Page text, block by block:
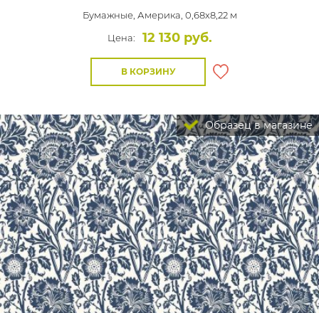
Бумажные, Америка, 0,68x8,22 м
Цена:
12 130 руб.
В КОРЗИНУ
Образец в магазине